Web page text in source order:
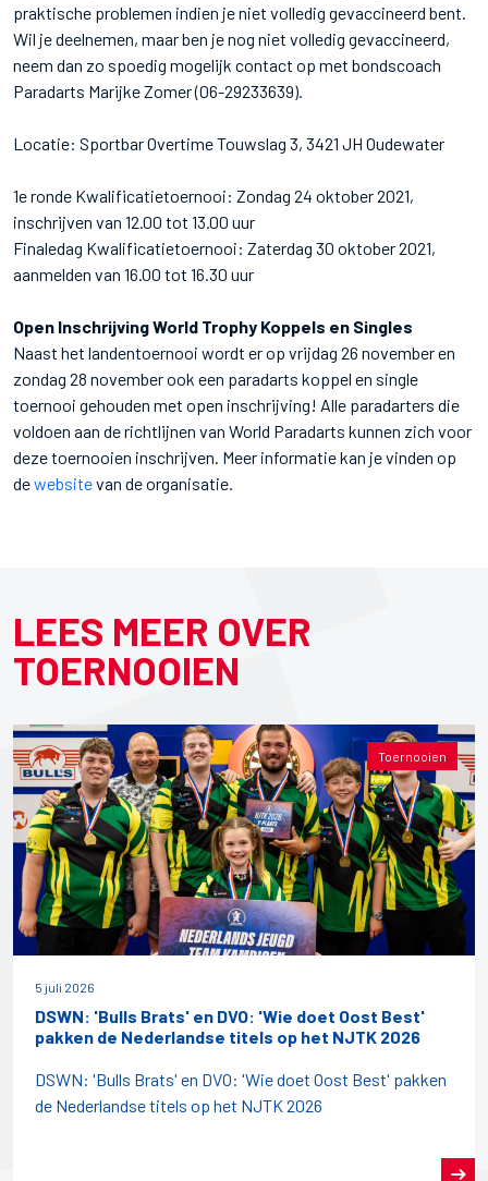
praktische problemen indien je niet volledig gevaccineerd bent.
Wil je deelnemen, maar ben je nog niet volledig gevaccineerd,
neem dan zo spoedig mogelijk contact op met bondscoach
Paradarts Marijke Zomer (06-29233639).
Locatie: Sportbar Overtime Touwslag 3, 3421 JH Oudewater
1e ronde Kwalificatietoernooi: Zondag 24 oktober 2021,
inschrijven van 12.00 tot 13.00 uur
Finaledag Kwalificatietoernooi: Zaterdag 30 oktober 2021,
aanmelden van 16.00 tot 16.30 uur
Open Inschrijving World Trophy Koppels en Singles
Naast het landentoernooi wordt er op vrijdag 26 november en
zondag 28 november ook een paradarts koppel en single
toernooi gehouden met open inschrijving! Alle paradarters die
voldoen aan de richtlijnen van World Paradarts kunnen zich voor
deze toernooien inschrijven. Meer informatie kan je vinden op
dewebsitevan de organisatie.
LEES MEER OVER
TOERNOOIEN
Toernooien
5 juli 2026
DSWN: 'Bulls Brats' en DVO: 'Wie doet Oost Best'
pakken de Nederlandse titels op het NJTK 2026
DSWN: 'Bulls Brats' en DVO: 'Wie doet Oost Best' pakken
de Nederlandse titels op het NJTK 2026